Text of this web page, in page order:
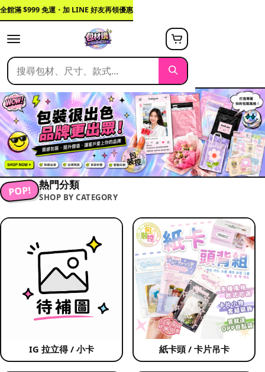
全館滿 $999 免運・加 LINE 好友再領優惠
POP! 熱門分類
SHOP BY CATEGORY
IG 拉立得 / 小卡 紙卡頭 / 卡片吊卡